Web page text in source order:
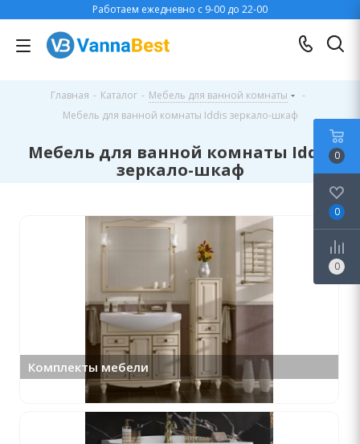
Работаем ежедневно с 9-00 до 22-00
Главная - Каталог - Мебель для ванной комнаты
-
Мебель для ванной комнаты Iddis зеркало-шкаф
Мебель для ванной комнаты Iddis
зеркало-шкаф
Комплекты мебели
0
0
0